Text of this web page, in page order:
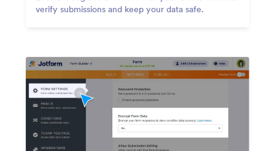
verify submissions and keep your data safe.